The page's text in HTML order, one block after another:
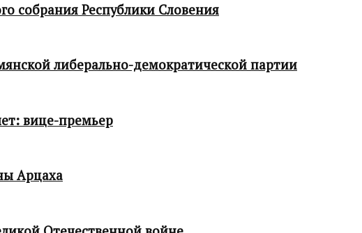
собрания Республики Словения
либерально-демократической партии
вице-премьер
Арцаха